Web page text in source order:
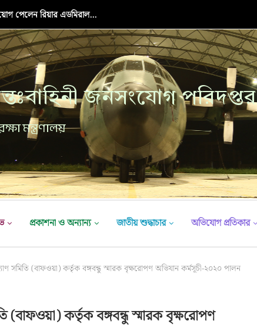
পেলেন রিয়ার এডমিরাল...
জনসংযোগ পরিদপ্তর
মন্ত্রণালয়
প্রকাশনা ও অন্যান্য জাতীয় শুদ্ধাচার অভিযোগ প্রতিকার
সমিতি (বাফওয়া) কর্তৃক বঙ্গবন্ধু স্মারক বৃক্ষরোপণ অভিযান কর্মসূচী-২০২০ পালন
(বাফওয়া) কর্তৃক বঙ্গবন্ধু স্মারক বৃক্ষরোপণ